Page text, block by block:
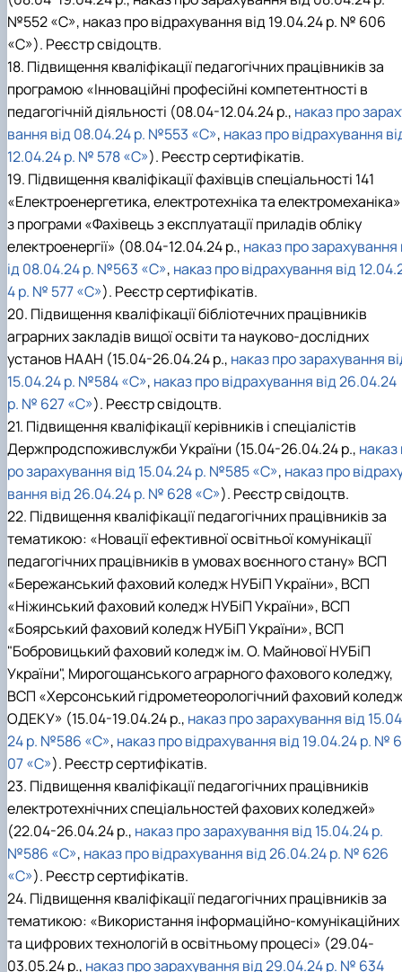
№552 «С», наказ про відрахування від 19.04.24 р. № 606
«С»). Реєстр свідоцтв.
18. Підвищення кваліфікації педагогічних працівників за
програмою «Інноваційні професійні компетентності в
педагогічній діяльності (08.04-12.04.24 р., наказ про
вання від 08.04.24 р. №553 «С», наказ про відрахування
12.04.24 р. № 578 «С»). Реєстр сертифікатів.
19. Підвищення кваліфікації фахівців спеціальності 141
«Електроенергетика, електротехніка та електромеханіка»
з програми «Фахівець з експлуатації приладів обліку
електроенергії» (08.04-12.04.24 р., наказ про зарахування
ід 08.04.24 р. №563 «С», наказ про відрахування від
4 р. № 577 «С»). Реєстр сертифікатів.
20. Підвищення кваліфікації бібліотечних працівників
аграрних закладів вищої освіти та науково-дослідних
установ НААН (15.04-26.04.24 р., наказ про зарахування
15.04.24 р. №584 «С», наказ про відрахування від 26.04.24
р. № 627 «С»). Реєстр свідоцтв.
21. Підвищення кваліфікації керівників і спеціалістів
Держпродспоживслужби України (15.04-26.04.24 р., наказ
ро зарахування від 15.04.24 р. №585 «С», наказ про
вання від 26.04.24 р. № 628 «С»). Реєстр свідоцтв.
22. Підвищення кваліфікації педагогічних працівників за
тематикою: «Новації ефективної освітньої комунікації
педагогічних працівників в умовах воєнного стану» ВСП
«Бережанський фаховий коледж НУБіП України», ВСП
«Ніжинський фаховий коледж НУБіП України», ВСП
«Боярський фаховий коледж НУБіП України», ВСП
"Бобровицький фаховий коледж ім. О. Майнової НУБіП
України", Мирогощанського аграрного фахового коледжу,
ВСП «Херсонський гідрометеорологічний фаховий коледж
ОДЕКУ» (15.04-19.04.24 р., наказ про зарахування від
24 р. №586 «С», наказ про відрахування від 19.04.24 р. № 6
07 «С»). Реєстр сертифікатів.
23. Підвищення кваліфікації педагогічних працівників
електротехнічних спеціальностей фахових коледжей»
(22.04-26.04.24 р., наказ про зарахування від 15.04.24 р.
№586 «С», наказ про відрахування від 26.04.24 р. № 626
«С»). Реєстр сертифікатів.
24. Підвищення кваліфікації педагогічних працівників за
тематикою: «Використання інформаційно-комунікаційних
та цифрових технологій в освітньому процесі» (29.04-
03.05.24 р., наказ про зарахування від 29.04.24 р. № 634